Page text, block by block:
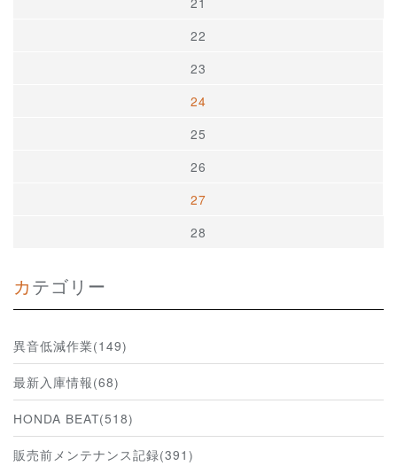
22
23
24
25
26
27
28
カテゴリー
異音低減作業(149)
最新入庫情報(68)
HONDA BEAT(518)
販売前メンテナンス記録(391)